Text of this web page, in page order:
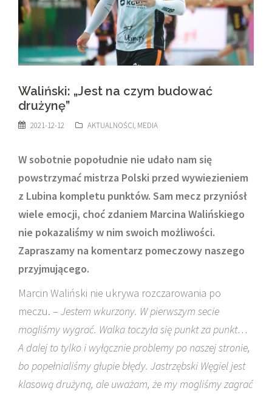
Waliński: „Jest na czym budować
drużynę”
2021-12-12 AKTUALNOŚCI, MEDIA
W sobotnie popołudnie nie udało nam się
powstrzymać mistrza Polski przed wywiezieniem
z Lubina kompletu punktów. Sam mecz przyniósł
wiele emocji, choć zdaniem Marcina Walińskiego
nie pokazaliśmy w nim swoich możliwości.
Zapraszamy na komentarz pomeczowy naszego
przyjmującego.
Marcin Waliński nie ukrywa rozczarowania po
meczu. – Jestem wkurzony. W pierwszym secie
mogliśmy wygrać. Walka toczyła się punkt za punkt…
A dalej to tylko i wyłącznie problemy po naszej stronie,
bo popełnialiśmy głupie błędy. Jastrzębski Węgiel jest
klasową drużyną, ale uważam, że my mogliśmy zagrać